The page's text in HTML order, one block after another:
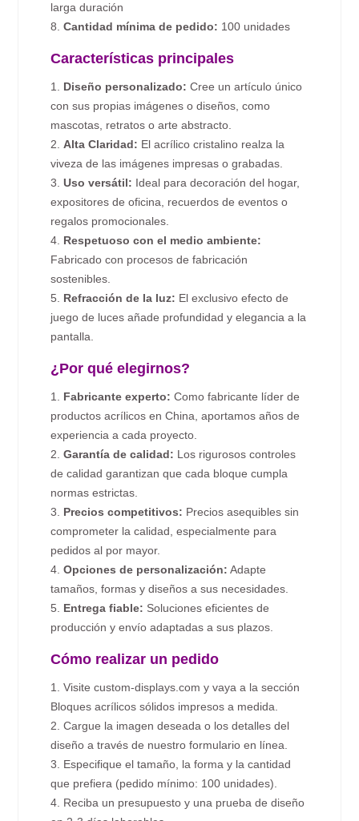
larga duración
8.Cantidad mínima de pedido: 100 unidades
Características principales
1. Diseño personalizado: Cree un artículo único
con sus propias imágenes o diseños, como
mascotas, retratos o arte abstracto.
2. Alta Claridad: El acrílico cristalino realza la
viveza de las imágenes impresas o grabadas.
3.Uso versátil: Ideal para decoración del hogar,
expositores de oficina, recuerdos de eventos o
regalos promocionales.
4. Respetuoso con el medio ambiente:
Fabricado con procesos de fabricación
sostenibles.
5. Refracción de la luz: El exclusivo efecto de
juego de luces añade profundidad y elegancia a la
pantalla.
¿Por qué elegirnos?
1. Fabricante experto: Como fabricante líder de
productos acrílicos en China, aportamos años de
experiencia a cada proyecto.
2.Garantía de calidad: Los rigurosos controles
de calidad garantizan que cada bloque cumpla
normas estrictas.
3. Precios competitivos: Precios asequibles sin
comprometer la calidad, especialmente para
pedidos al por mayor.
4.Opciones de personalización: Adapte
tamaños, formas y diseños a sus necesidades.
5. Entrega fiable: Soluciones eficientes de
producción y envío adaptadas a sus plazos.
Cómo realizar un pedido
1. Visite custom-displays.com y vaya a la sección
Bloques acrílicos sólidos impresos a medida.
2. Cargue la imagen deseada o los detalles del
diseño a través de nuestro formulario en línea.
3. Especifique el tamaño, la forma y la cantidad
que prefiera (pedido mínimo: 100 unidades).
4. Reciba un presupuesto y una prueba de diseño